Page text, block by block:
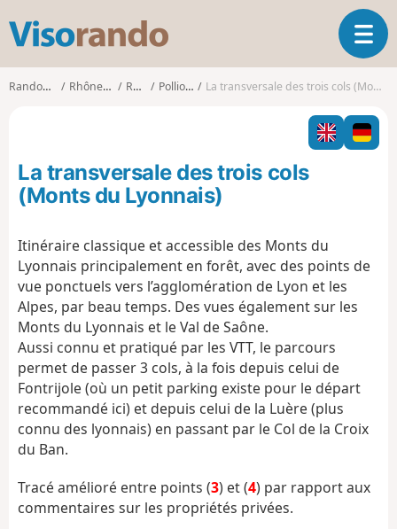
s
o
o
O
u
v
i
r
l
g
Randonnées Rhône-Alpes Rhône Pollionnay La transversale des trois cols (Monts du Lyonnais)
La transversale des trois cols
(Monts du Lyonnais)
Itinéraire classique et accessible des Monts du
Lyonnais principalement en forêt, avec des points de
vue ponctuels vers l’agglomération de Lyon et les
Alpes, par beau temps. Des vues également sur les
Monts du Lyonnais et le Val de Saône.
Aussi connu et pratiqué par les VTT, le parcours
permet de passer 3 cols, à la fois depuis celui de
Fontrijole (où un petit parking existe pour le départ
recommandé ici) et depuis celui de la Luère (plus
connu des lyonnais) en passant par le Col de la Croix
du Ban.
Tracé amélioré entre points (3) et (4) par rapport aux
commentaires sur les propriétés privées.